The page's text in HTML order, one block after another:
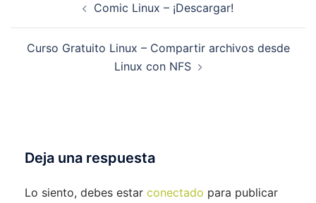
Comic Linux – ¡Descargar!
Curso Gratuito Linux – Compartir archivos desde
Linux con NFS
Deja una respuesta
Lo siento, debes estar conectado para publicar